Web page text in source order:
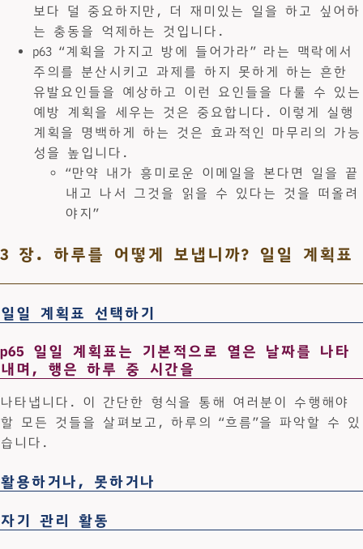
보다 덜 중요하지만, 더 재미있는 일을 하고 싶어하
는 충동을 억제하는 것입니다.
p63 “계획을 가지고 방에 들어가라” 라는 맥락에서
주의를 분산시키고 과제를 하지 못하게 하는 흔한
유발요인들을 예상하고 이런 요인들을 다룰 수 있는
예방 계획을 세우는 것은 중요합니다. 이렇게 실행
계획을 명백하게 하는 것은 효과적인 마무리의 가능
성을 높입니다.
“만약 내가 흥미로운 이메일을 본다면 일을 끝
내고 나서 그것을 읽을 수 있다는 것을 떠올려
야지”
3 장. 하루를 어떻게 보냅니까? 일일 계획표
일일 계획표 선택하기
p65 일일 계획표는 기본적으로 열은 날짜를 나타
내며, 행은 하루 중 시간을
나타냅니다. 이 간단한 형식을 통해 여러분이 수행해야
할 모든 것들을 살펴보고, 하루의 “흐름”을 파악할 수 있
습니다.
활용하거나, 못하거나
자기 관리 활동